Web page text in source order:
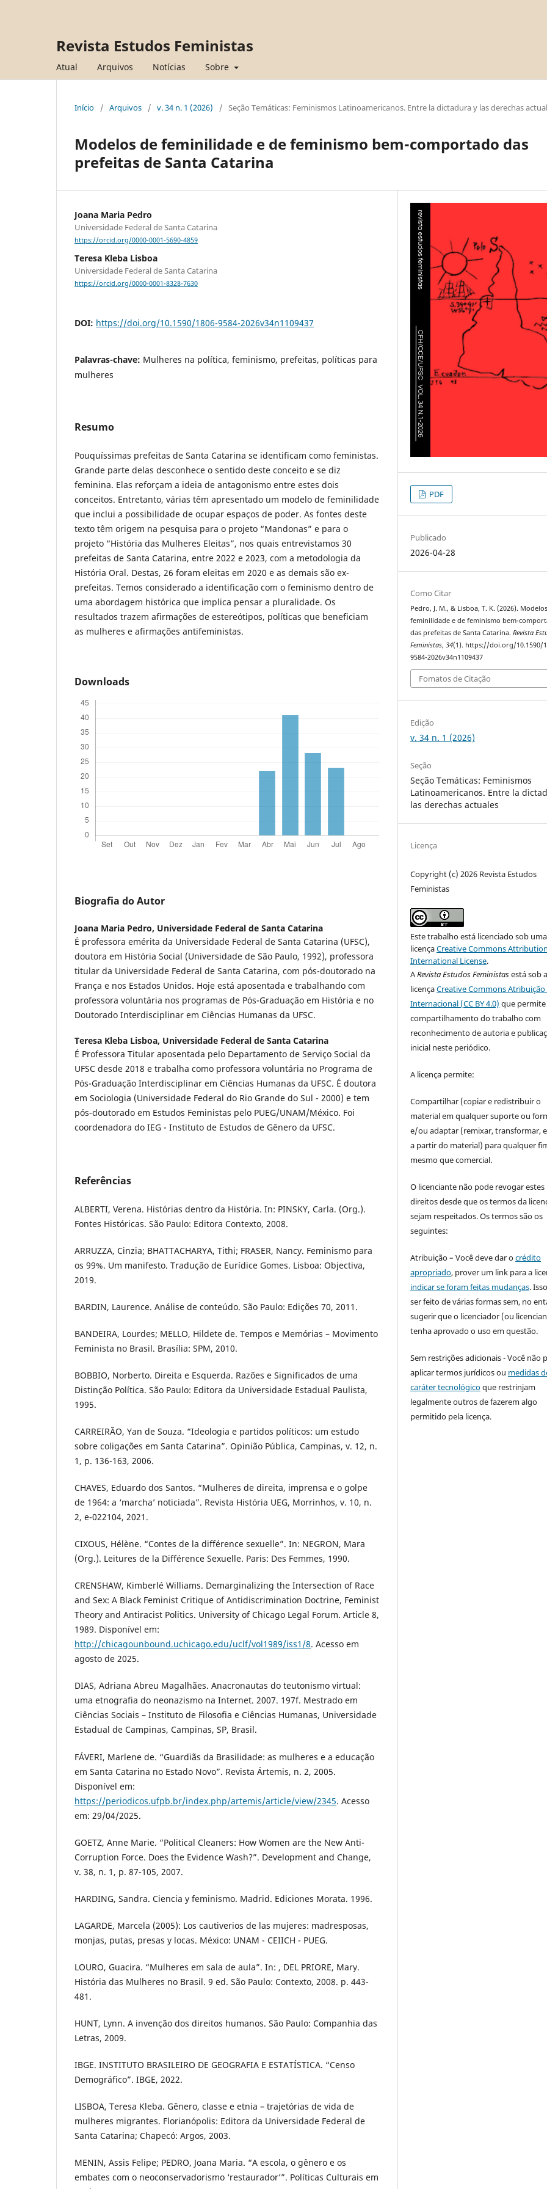
Revista Estudos Feministas
Atual Arquivos Notícias Sobre
Início / Arquivos / v. 34 n. 1 (2026) / Seção Temáticas: Feminismos Latinoamericanos. Entre la dictadura y las derechas
Modelos de feminilidade e de feminismo bem-comportado das
prefeitas de Santa Catarina
Joana Maria Pedro
Universidade Federal de Santa Catarina
https://orcid.org/0000-0001-5690-4859
Teresa Kleba Lisboa
Universidade Federal de Santa Catarina
https://orcid.org/0000-0001-8328-7630
DOI: https://doi.org/10.1590/1806-9584-2026v34n1109437
Palavras-chave: Mulheres na política, feminismo, prefeitas, políticas para
mulheres
Resumo
Pouquíssimas prefeitas de Santa Catarina se identificam como feministas.
Grande parte delas desconhece o sentido deste conceito e se diz
feminina. Elas reforçam a ideia de antagonismo entre estes dois
conceitos. Entretanto, várias têm apresentado um modelo de feminilidade
que inclui a possibilidade de ocupar espaços de poder. As fontes deste
texto têm origem na pesquisa para o projeto “Mandonas” e para o
projeto “História das Mulheres Eleitas”, nos quais entrevistamos 30
prefeitas de Santa Catarina, entre 2022 e 2023, com a metodologia da
História Oral. Destas, 26 foram eleitas em 2020 e as demais são ex-
prefeitas. Temos considerado a identificação com o feminismo dentro de
uma abordagem histórica que implica pensar a pluralidade. Os
resultados trazem afirmações de estereótipos, políticas que beneficiam
as mulheres e afirmações antifeministas.
Downloads
Biografia do Autor
Joana Maria Pedro, Universidade Federal de Santa Catarina
É professora emérita da Universidade Federal de Santa Catarina (UFSC),
doutora em História Social (Universidade de São Paulo, 1992), professora
titular da Universidade Federal de Santa Catarina, com pós-doutorado na
França e nos Estados Unidos. Hoje está aposentada e trabalhando com
professora voluntária nos programas de Pós-Graduação em História e no
Doutorado Interdisciplinar em Ciências Humanas da UFSC.
Teresa Kleba Lisboa, Universidade Federal de Santa Catarina
É Professora Titular aposentada pelo Departamento de Serviço Social da
UFSC desde 2018 e trabalha como professora voluntária no Programa de
Pós-Graduação Interdisciplinar em Ciências Humanas da UFSC. É doutora
em Sociologia (Universidade Federal do Rio Grande do Sul - 2000) e tem
pós-doutorado em Estudos Feministas pelo PUEG/UNAM/México. Foi
coordenadora do IEG - Instituto de Estudos de Gênero da UFSC.
Referências
ALBERTI, Verena. Histórias dentro da História. In: PINSKY, Carla. (Org.).
Fontes Históricas. São Paulo: Editora Contexto, 2008.
ARRUZZA, Cinzia; BHATTACHARYA, Tithi; FRASER, Nancy. Feminismo para
os 99%. Um manifesto. Tradução de Eurídice Gomes. Lisboa: Objectiva,
2019.
BARDIN, Laurence. Análise de conteúdo. São Paulo: Edições 70, 2011.
BANDEIRA, Lourdes; MELLO, Hildete de. Tempos e Memórias – Movimento
Feminista no Brasil. Brasília: SPM, 2010.
BOBBIO, Norberto. Direita e Esquerda. Razões e Significados de uma
Distinção Política. São Paulo: Editora da Universidade Estadual Paulista,
1995.
CARREIRÃO, Yan de Souza. “Ideologia e partidos políticos: um estudo
sobre coligações em Santa Catarina”. Opinião Pública, Campinas, v. 12, n.
1, p. 136-163, 2006.
CHAVES, Eduardo dos Santos. “Mulheres de direita, imprensa e o golpe
de 1964: a ‘marcha’ noticiada”. Revista História UEG, Morrinhos, v. 10, n.
2, e-022104, 2021.
CIXOUS, Hélène. “Contes de la différence sexuelle”. In: NEGRON, Mara
(Org.). Leitures de la Différence Sexuelle. Paris: Des Femmes, 1990.
CRENSHAW, Kimberlé Williams. Demarginalizing the Intersection of Race
and Sex: A Black Feminist Critique of Antidiscrimination Doctrine, Feminist
Theory and Antiracist Politics. University of Chicago Legal Forum. Article 8,
1989. Disponível em:
http://chicagounbound.uchicago.edu/uclf/vol1989/iss1/8. Acesso em
agosto de 2025.
DIAS, Adriana Abreu Magalhães. Anacronautas do teutonismo virtual:
uma etnografia do neonazismo na Internet. 2007. 197f. Mestrado em
Ciências Sociais – Instituto de Filosofia e Ciências Humanas, Universidade
Estadual de Campinas, Campinas, SP, Brasil.
FÁVERI, Marlene de. “Guardiãs da Brasilidade: as mulheres e a educação
em Santa Catarina no Estado Novo”. Revista Ártemis, n. 2, 2005.
Disponível em:
https://periodicos.ufpb.br/index.php/artemis/article/view/2345. Acesso
em: 29/04/2025.
GOETZ, Anne Marie. “Political Cleaners: How Women are the New Anti-
Corruption Force. Does the Evidence Wash?”. Development and Change,
v. 38, n. 1, p. 87-105, 2007.
HARDING, Sandra. Ciencia y feminismo. Madrid. Ediciones Morata. 1996.
LAGARDE, Marcela (2005): Los cautiverios de las mujeres: madresposas,
monjas, putas, presas y locas. México: UNAM - CEIICH - PUEG.
LOURO, Guacira. “Mulheres em sala de aula”. In: , DEL PRIORE, Mary.
História das Mulheres no Brasil. 9 ed. São Paulo: Contexto, 2008. p. 443-
481.
HUNT, Lynn. A invenção dos direitos humanos. São Paulo: Companhia das
Letras, 2009.
IBGE. INSTITUTO BRASILEIRO DE GEOGRAFIA E ESTATÍSTICA. “Censo
Demográfico”. IBGE, 2022.
LISBOA, Teresa Kleba. Gênero, classe e etnia – trajetórias de vida de
mulheres migrantes. Florianópolis: Editora da Universidade Federal de
Santa Catarina; Chapecó: Argos, 2003.
MENIN, Assis Felipe; PEDRO, Joana Maria. “A escola, o gênero e os
embates com o neoconservadorismo ‘restaurador’”. Políticas Culturais em
PDF
Publicado
2026-04-28
Como Citar
Pedro, J. M., & Lisboa, T. K. (2026).
feminilidade e de feminismo bem-
das prefeitas de Santa Catarina.Revista
Feministas,34(1). https://doi.org/10.1590/
9584-2026v34n1109437
Fomatos de Citação
Edição
v. 34 n. 1 (2026)
Seção
Seção Temáticas: Feminismos
Latinoamericanos. Entre la
las derechas actuales
Licença
Copyright (c) 2026 Revista Estudos
Feministas
Este trabalho está licenciado sob uma
licençaCreative Commons
International License.
ARevista Estudos Feministasestá sob
licençaCreative Commons Atribuição
Internacional (CC BY 4.0) que
compartilhamento do trabalho com
reconhecimento de autoria e
inicial neste periódico.
A licença permite:
Compartilhar (copiar e redistribuir o
material em qualquer suporte ou
e/ou adaptar (remixar, transformar,
a partir do material) para qualquer
mesmo que comercial.
O licenciante não pode revogar estes
direitos desde que os termos da
sejam respeitados. Os termos são os
seguintes:
Atribuição – Você deve dar ocrédito
apropriado, prover um link para a
indicar se foram feitas mudanças.
ser feito de várias formas sem, no
sugerir que o licenciador (ou
tenha aprovado o uso em questão.
Sem restrições adicionais - Você não
aplicar termos jurídicos ou medidas
caráter tecnológicoque restrinjam
legalmente outros de fazerem algo
permitido pela licença.